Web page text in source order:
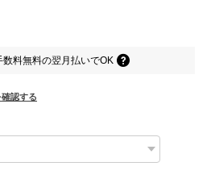
数料無料の翌月払いでOK
認する